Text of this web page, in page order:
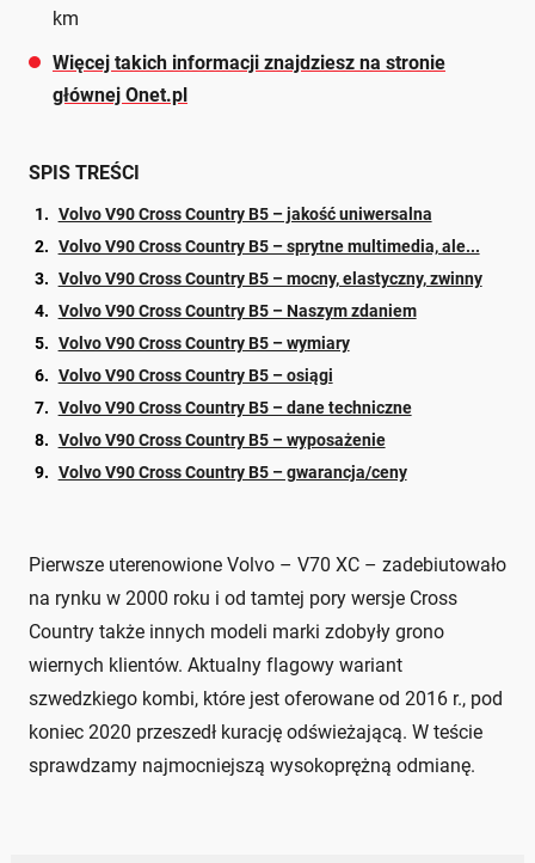
km
Więcej takich informacji znajdziesz na stronie
głównej Onet.pl
SPIS TREŚCI
Volvo V90 Cross Country B5 – jakość uniwersalna
Volvo V90 Cross Country B5 – sprytne multimedia, ale...
Volvo V90 Cross Country B5 – mocny, elastyczny, zwinny
Volvo V90 Cross Country B5 – Naszym zdaniem
Volvo V90 Cross Country B5 – wymiary
Volvo V90 Cross Country B5 – osiągi
Volvo V90 Cross Country B5 – dane techniczne
Volvo V90 Cross Country B5 – wyposażenie
Volvo V90 Cross Country B5 – gwarancja/ceny
Pierwsze uterenowione Volvo – V70 XC – zadebiutowało
na rynku w 2000 roku i od tamtej pory wersje Cross
Country także innych modeli marki zdobyły grono
wiernych klientów. Aktualny flagowy wariant
szwedzkiego kombi, które jest oferowane od 2016 r., pod
koniec 2020 przeszedł kurację odświeżającą. W teście
sprawdzamy najmocniejszą wysokoprężną odmianę.